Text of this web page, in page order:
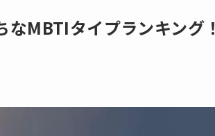
なMBTIタイプランキング